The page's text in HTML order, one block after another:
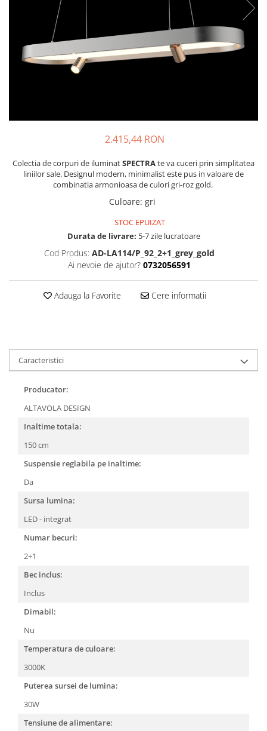
2.415,44 RON
Colectia de corpuri de iluminatSPECTRAte va cuceri prin simplitatea
liniilor sale. Designul modern, minimalist este pus in valoare de
combinatia armonioasa de culori gri-roz gold.
Culoare: gri
STOC EPUIZAT
Durata de livrare: 5-7 zile lucratoare
Cod Produs: AD-LA114/P_92_2+1_grey_gold
Ai nevoie de ajutor? 0732056591
Adauga la Favorite Cere informatii
Caracteristici
Producator:
ALTAVOLA DESIGN
Inaltime totala:
150 cm
Suspensie reglabila pe inaltime:
Da
Sursa lumina:
LED - integrat
Numar becuri:
2+1
Bec inclus:
Inclus
Dimabil:
Nu
Temperatura de culoare:
3000K
Puterea sursei de lumina:
30W
Tensiune de alimentare: